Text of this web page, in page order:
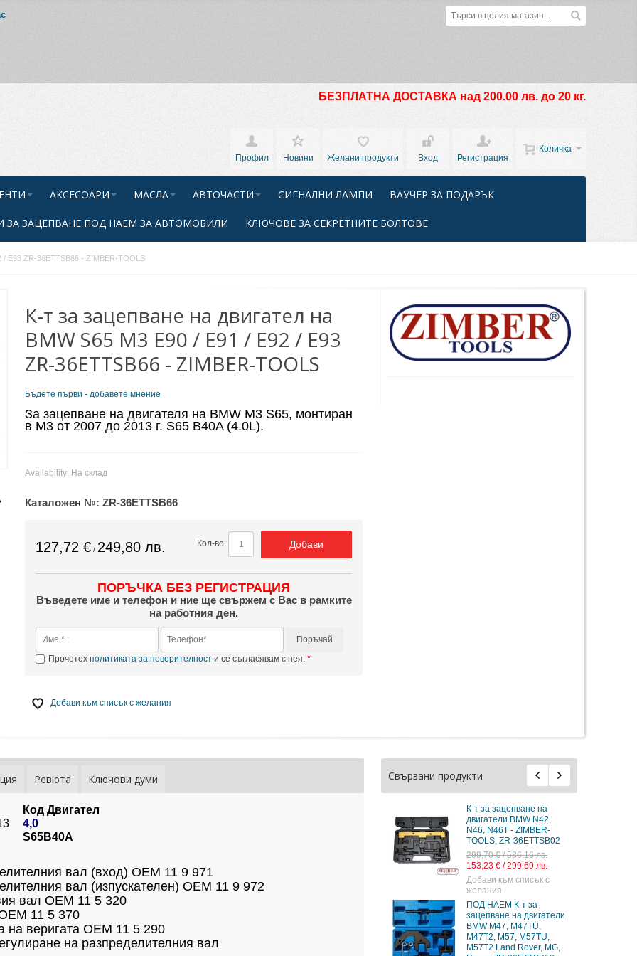
БЕЗПЛАТНА ДОСТАВКА над 200.00 лв. до 20 кг.
Количка
Профил
Новини Желани продукти Вход Регистрация
АКСЕСОАРИ МАСЛА АВТОЧАСТИ СИГНАЛНИ ЛАМПИ ВАУЧЕР ЗА ПОДАРЪК
ЗА ЗАЦЕПВАНЕ ПОД НАЕМ ЗА АВТОМОБИЛИ КЛЮЧОВЕ ЗА СЕКРЕТНИТЕ БОЛТОВЕ
/ E93 ZR-36ETTSB66 - ZIMBER-TOOLS
К-т за зацепване на двигател на
BMW S65 M3 E90 / E91 / E92 / E93
ZR-36ETTSB66 - ZIMBER-TOOLS
Бъдете първи - добавете мнение
За зацепване на двигателя на BMW M3 S65, монтиран
в M3 от 2007 до 2013 г. S65 B40A (4.0L).
Availability: На склад
Каталожен №:ZR-36ETTSB66
127,72 € / 249,80 лв. Кол-во: Добави
ПОРЪЧКА БЕЗ РЕГИСТРАЦИЯ
Въведете име и телефон и ние ще свържем с Вас в рамките
на работния ден.
Поръчай
Прочетохполитиката за поверителност и се съгласявам с нея.
Добави към списък с желания
Ревюта Ключови думи
Код Двигател
4,0
S65B40A
вал (вход) OEM 11 9 971
вал (изпускателен) OEM 11 9 972
вал OEM 11 5 320
11 5 370
на веригата OEM 11 5 290
на разпределителния вал
Свързани продукти
К-т за зацепване на
двигатели BMW N42,
N46, N46T - ZIMBER-
TOOLS, ZR-36ETTSB02
299,70 € / 586,16 лв.
153,23 € / 299,69 лв.
Добави към списък с
желания
ПОД НАЕМ К-т за
зацепване на двигатели
BMW M47, M47TU,
M47T2, M57, M57TU,
M57T2 Land Rover, MG,